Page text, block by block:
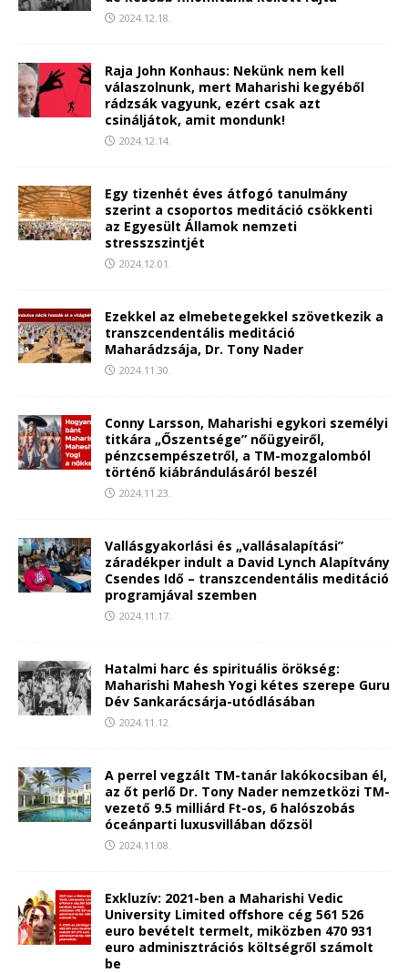
2024.12.18.
Raja John Konhaus: Nekünk nem kell
válaszolnunk, mert Maharishi kegyéből
rádzsák vagyunk, ezért csak azt
csináljátok, amit mondunk!
2024.12.14.
Egy tizenhét éves átfogó tanulmány
szerint a csoportos meditáció csökkenti
az Egyesült Államok nemzeti
stresszszintjét
2024.12.01.
Ezekkel az elmebetegekkel szövetkezik a
transzcendentális meditáció
Maharádzsája, Dr. Tony Nader
2024.11.30.
Conny Larsson, Maharishi egykori személyi
titkára „Őszentsége” nőügyeiről,
pénzcsempészetről, a TM-mozgalomból
történő kiábrándulásáról beszél
2024.11.23.
Vallásgyakorlási és „vallásalapítási”
záradékper indult a David Lynch Alapítvány
Csendes Idő – transzcendentális meditáció
programjával szemben
2024.11.17.
Hatalmi harc és spirituális örökség:
Maharishi Mahesh Yogi kétes szerepe Guru
Dév Sankarácsárja-utódlásában
2024.11.12.
A perrel vegzált TM-tanár lakókocsiban él,
az őt perlő Dr. Tony Nader nemzetközi TM-
vezető 9.5 milliárd Ft-os, 6 halószobás
óceánparti luxusvillában dőzsöl
2024.11.08.
Exkluzív: 2021-ben a Maharishi Vedic
University Limited offshore cég 561 526
euro bevételt termelt, miközben 470 931
euro adminisztrációs költségről számolt
be